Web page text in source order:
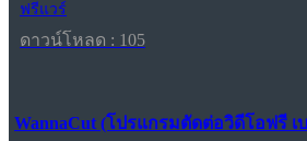
ฟรีแวร์
ดาวน์โหลด : 105
WannaCut (โปรแกรมตัดต่อวิดีโอฟรี เ